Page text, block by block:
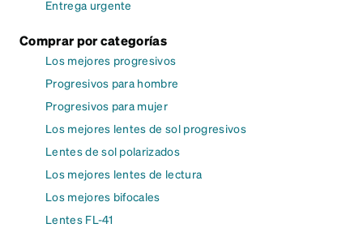
Entrega urgente
Comprar por categorías
Los mejores progresivos
Progresivos para hombre
Progresivos para mujer
Los mejores lentes de sol progresivos
Lentes de sol polarizados
Los mejores lentes de lectura
Los mejores bifocales
Lentes FL-41